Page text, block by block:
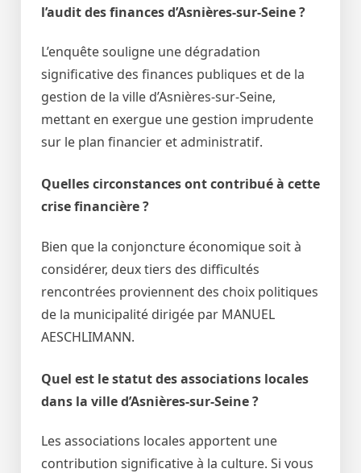
l’audit des finances d’Asnières-sur-Seine ?
L’enquête souligne une dégradation
significative des finances publiques et de la
gestion de la ville d’Asnières-sur-Seine,
mettant en exergue une gestion imprudente
sur le plan financier et administratif.
Quelles circonstances ont contribué à cette
crise financière ?
Bien que la conjoncture économique soit à
considérer, deux tiers des difficultés
rencontrées proviennent des choix politiques
de la municipalité dirigée par MANUEL
AESCHLIMANN.
Quel est le statut des associations locales
dans la ville d’Asnières-sur-Seine ?
Les associations locales apportent une
contribution significative à la culture. Si vous